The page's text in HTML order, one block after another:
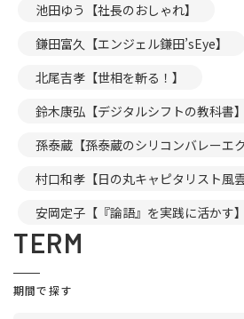
池田ゆう【社長のおしゃれ】
鎌田富久【エンジェル鎌田’sEye】
北尾吉孝【世相を斬る！】
鈴木康弘【デジタルシフトの教科書】
孫泰蔵【孫泰蔵のシリコンバレーエ
村口和孝【日の丸キャピタリスト風雲
安岡定子【『論語』を実践に活かす】
TERM
期間で探す